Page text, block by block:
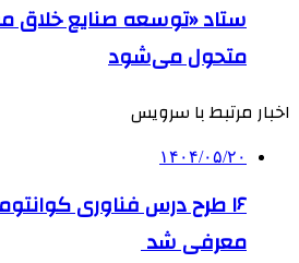
ستاد «توسعه صنایع خلاق
متحول می‌شود
اخبار مرتبط با سرویس
۱۴۰۴/۰۵/۲۰
معرفی شد